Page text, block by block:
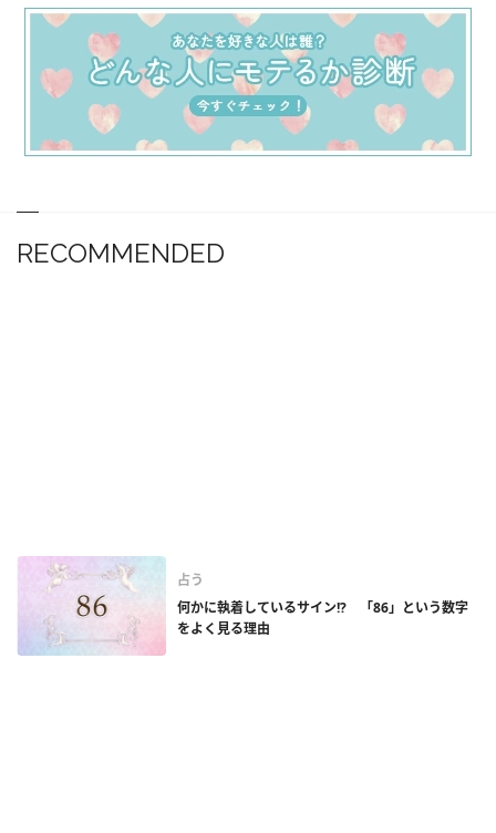
RECOMMENDED
占う
何かに執着しているサイン!? 「86」という数字
をよく見る理由